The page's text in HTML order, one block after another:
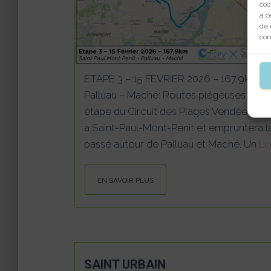
à
de
ETAPE 3 – 15 FEVRIER 2026 – 167,9km
Palluau – Maché: Routes piégeuses et
étape du Circuit des Plages
à Saint-Paul-Mont-Pénit et empruntera
passé autour de Palluau et Maché. Un
EN SAVOIR PLUS
SAINT URBAIN